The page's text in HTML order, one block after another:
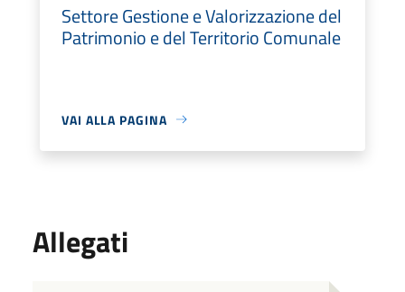
Settore Gestione e Valorizzazione del
Patrimonio e del Territorio Comunale
VAI ALLA PAGINA
Allegati